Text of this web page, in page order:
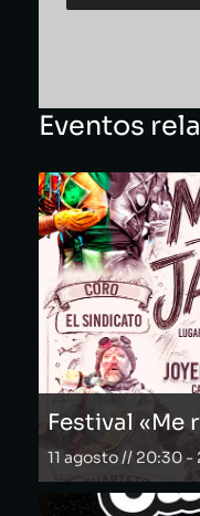
Eventos
Festival «Me
11 agosto // 20:30 -